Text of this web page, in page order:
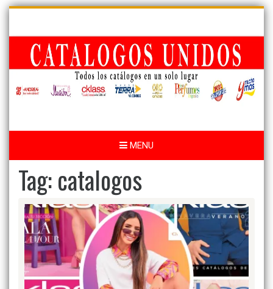
Skip
content
MENU
Tag:catalogos